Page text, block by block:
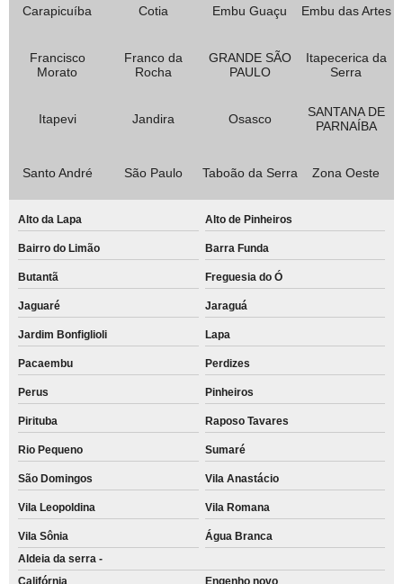
Carapicuíba Cotia Embu Guaçu Embu das Artes
Francisco
Morato
Franco da
Rocha
GRANDE SÃO
PAULO
Itapecerica da
Serra
Itapevi Jandira Osasco
SANTANA DE
PARNAÍBA
Santo André São Paulo Taboão da Serra Zona Oeste
Alto da Lapa Alto de Pinheiros
Bairro do Limão Barra Funda
Butantã Freguesia do Ó
Jaguaré Jaraguá
Jardim Bonfiglioli Lapa
Pacaembu Perdizes
Perus Pinheiros
Pirituba Raposo Tavares
Rio Pequeno Sumaré
São Domingos Vila Anastácio
Vila Leopoldina Vila Romana
Vila Sônia
Água Branca
Aldeia da serra -
Califórnia
Engenho novo